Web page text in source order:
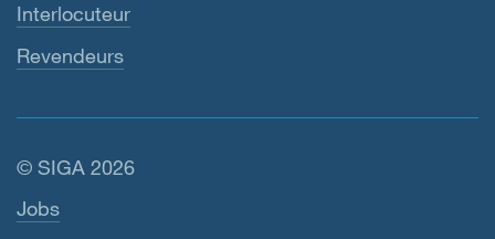
Interlocuteur
Revendeurs
© SIGA 2026
Navigation en pied de page
Jobs